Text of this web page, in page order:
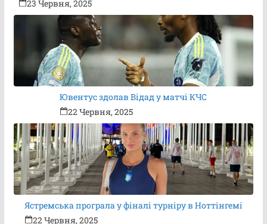
23 Червня, 2025
Ювентус здолав Відад у матчі КЧС
22 Червня, 2025
Ястремська програла у фіналі турніру в Ноттінгемі
22 Червня, 2025